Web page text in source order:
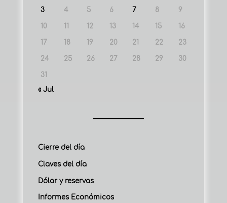
3 4 5 6 7 8 9
10 11 12 13 14 15 16
17 18 19 20 21 22 23
24 25 26 27 28 29 30
31
« Jul
Cierre del día
Claves del día
Dólar y reservas
Informes Económicos